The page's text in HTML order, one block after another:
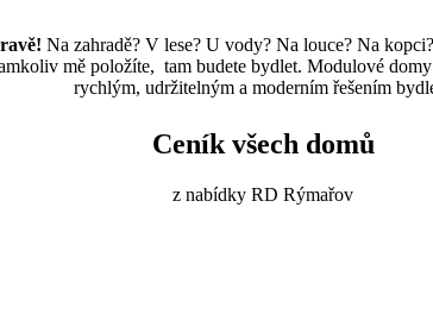
Na zahradě? V lese? U vody? Na louce? Na
mě položíte, tam budete bydlet. Modulové
rychlým, udržitelným a moderním řešením
Ceník všech domů
z nabídky RD Rýmařov